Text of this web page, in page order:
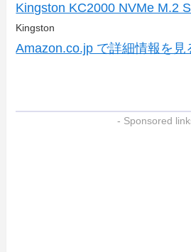
Kingston KC2000 NVMe M.2
Kingston
Amazon.co.jp で詳細情報を見
- Sponsored